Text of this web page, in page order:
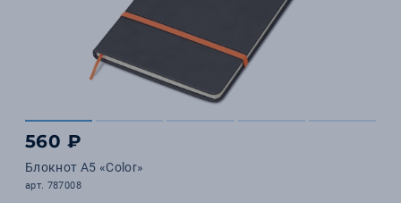
560 ₽
Блокнот А5 «Color»
арт. 787008